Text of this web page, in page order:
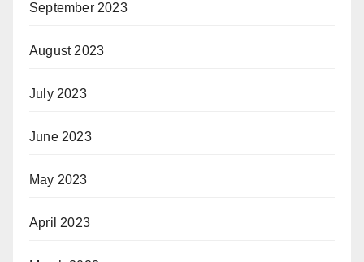
September 2023
August 2023
July 2023
June 2023
May 2023
April 2023